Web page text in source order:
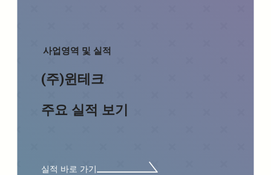
사업영역 및 실적
(주)윈테크
주요 실적 보기
실적 바로 가기